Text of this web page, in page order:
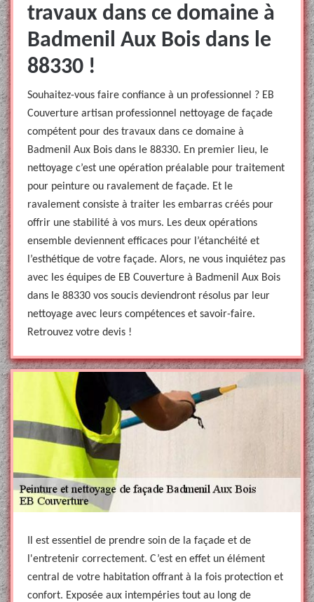
travaux dans ce domaine à
Badmenil Aux Bois dans le
88330 !
Souhaitez-vous faire confiance à un professionnel ? EB
Couverture artisan professionnel nettoyage de façade
compétent pour des travaux dans ce domaine à
Badmenil Aux Bois dans le 88330. En premier lieu, le
nettoyage c’est une opération préalable pour traitement
pour peinture ou ravalement de façade. Et le
ravalement consiste à traiter les embarras créés pour
offrir une stabilité à vos murs. Les deux opérations
ensemble deviennent efficaces pour l’étanchéité et
l’esthétique de votre façade. Alors, ne vous inquiétez pas
avec les équipes de EB Couverture à Badmenil Aux Bois
dans le 88330 vos soucis deviendront résolus par leur
nettoyage avec leurs compétences et savoir-faire.
Retrouvez votre devis !
Il est essentiel de prendre soin de la façade et de
l'entretenir correctement. C’est en effet un élément
central de votre habitation offrant à la fois protection et
confort. Exposée aux intempéries tout au long de